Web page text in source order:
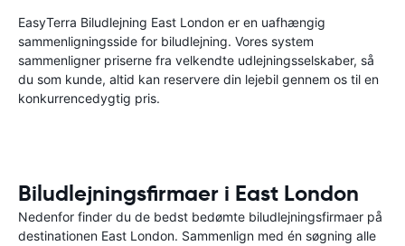
EasyTerra Biludlejning East London er en uafhængig
sammenligningsside for biludlejning. Vores system
sammenligner priserne fra velkendte udlejningsselskaber, så
du som kunde, altid kan reservere din lejebil gennem os til en
konkurrencedygtig pris.
Biludlejningsfirmaer i East London
Nedenfor finder du de bedst bedømte biludlejningsfirmaer på
destinationen East London. Sammenlign med én søgning alle